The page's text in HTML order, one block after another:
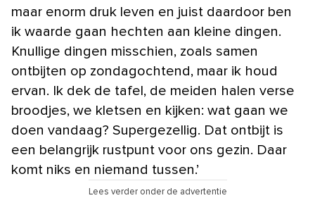
maar enorm druk leven en juist daardoor ben
ik waarde gaan hechten aan kleine dingen.
Knullige dingen misschien, zoals samen
ontbijten op zondagochtend, maar ik houd
ervan. Ik dek de tafel, de meiden halen verse
broodjes, we kletsen en kijken: wat gaan we
doen vandaag? Supergezellig. Dat ontbijt is
een belangrijk rustpunt voor ons gezin. Daar
komt niks en niemand tussen.’
Lees verder onder de advertentie